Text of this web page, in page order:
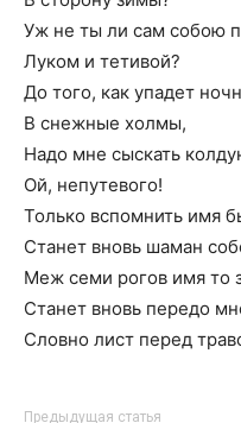
Уж не ты ли сам собою
Луком и тетивой?
До того, как упадет
В снежные холмы,
Надо мне сыскать
Ой, непутевого!
Только вспомнить имя
Станет вновь шаман
Меж семи рогов имя то
Станет вновь передо
Словно лист перед
Предыдущая статья